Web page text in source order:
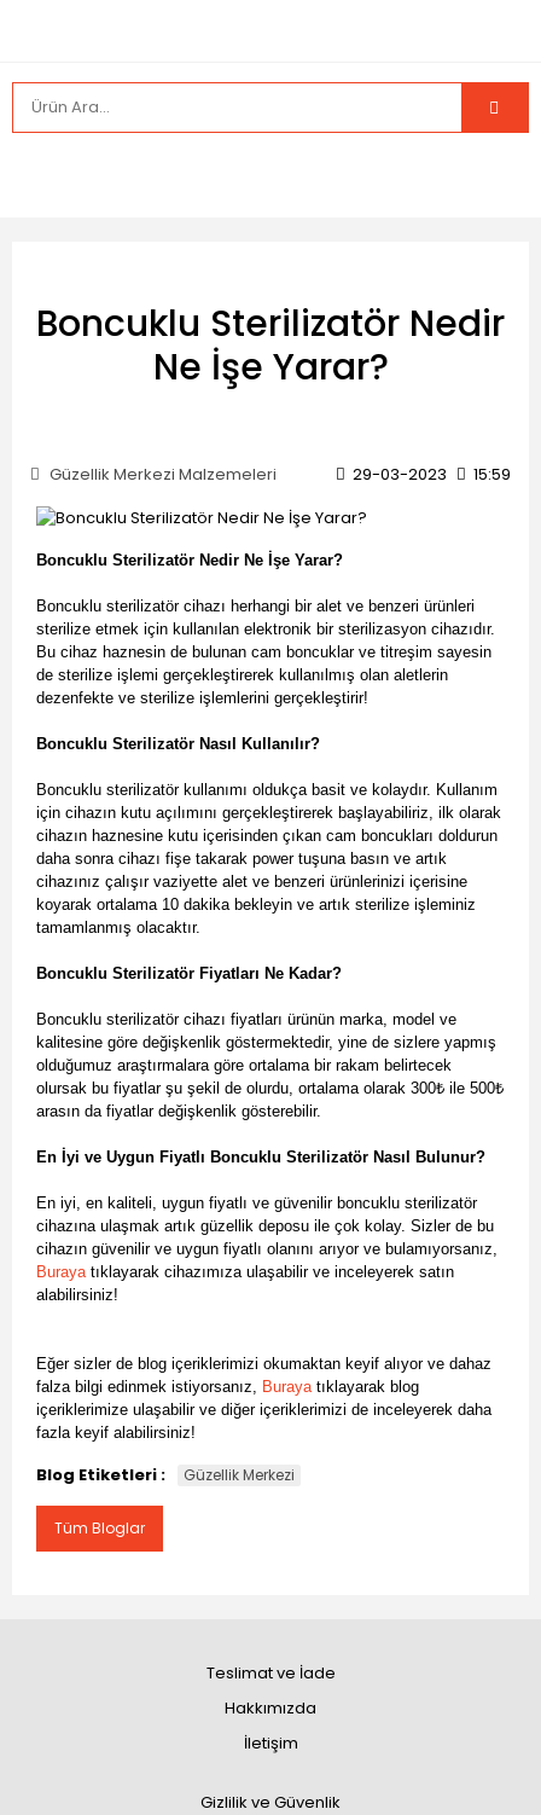
Boncuklu Sterilizatör Nedir
Ne İşe Yarar?
Güzellik Merkezi Malzemeleri 29-03-2023 15:59
Boncuklu Sterilizatör Nedir Ne İşe Yarar?
Boncuklu sterilizatör cihazı herhangi bir alet ve benzeri ürünleri
sterilize etmek için kullanılan elektronik bir sterilizasyon cihazıdır.
Bu cihaz haznesin de bulunan cam boncuklar ve titreşim sayesin
de sterilize işlemi gerçekleştirerek kullanılmış olan aletlerin
dezenfekte ve sterilize işlemlerini gerçekleştirir!
Boncuklu Sterilizatör Nasıl Kullanılır?
Boncuklu sterilizatör kullanımı oldukça basit ve kolaydır. Kullanım
için cihazın kutu açılımını gerçekleştirerek başlayabiliriz, ilk olarak
cihazın haznesine kutu içerisinden çıkan cam boncukları doldurun
daha sonra cihazı fişe takarak power tuşuna basın ve artık
cihazınız çalışır vaziyette alet ve benzeri ürünlerinizi içerisine
koyarak ortalama 10 dakika bekleyin ve artık sterilize işleminiz
tamamlanmış olacaktır.
Boncuklu Sterilizatör Fiyatları Ne Kadar?
Boncuklu sterilizatör cihazı fiyatları ürünün marka, model ve
kalitesine göre değişkenlik göstermektedir, yine de sizlere yapmış
olduğumuz araştırmalara göre ortalama bir rakam belirtecek
olursak bu fiyatlar şu şekil de olurdu, ortalama olarak 300₺ ile 500₺
arasın da fiyatlar değişkenlik gösterebilir.
En İyi ve Uygun Fiyatlı Boncuklu Sterilizatör Nasıl Bulunur?
En iyi, en kaliteli, uygun fiyatlı ve güvenilir boncuklu sterilizatör
cihazına ulaşmak artık güzellik deposu ile çok kolay. Sizler de bu
cihazın güvenilir ve uygun fiyatlı olanını arıyor ve bulamıyorsanız,
Buraya tıklayarak cihazımıza ulaşabilir ve inceleyerek satın
alabilirsiniz!
Eğer sizler de blog içeriklerimizi okumaktan keyif alıyor ve dahaz
falza bilgi edinmek istiyorsanız,
Buraya tıklayarak blog
içeriklerimize ulaşabilir ve diğer içeriklerimizi de inceleyerek daha
fazla keyif alabilirsiniz!
Blog Etiketleri : Güzellik Merkezi
Tüm Bloglar
Teslimat ve İade
Hakkımızda
İletişim
Gizlilik ve Güvenlik